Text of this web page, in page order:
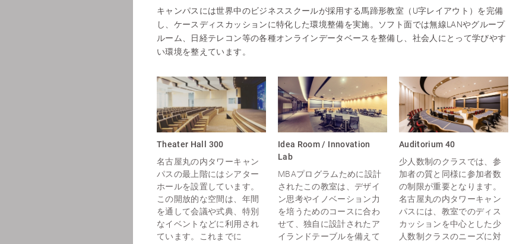
キャンパスには世界中のビジネススクールが採用する馬蹄形教室（U字レイアウト）を完備
し、ケースディスカッションに特化した環境整備を実施。ソフト面では無線LANやグループ
ルーム、日経テレコン等の各種オンラインデータベースを整備し、社会人にとって学びやす
い環境を整えています。
Theater Hall 300
名古屋丸の内タワーキャン
パスの最上階にはシアター
ホールを設置しています。
この開放的な空間は、年間
を通して会議や式典、特別
なイベントなどに利用され
ています。これまでに
Idea Room / Innovation
Lab
MBAプログラムために設計
されたこの教室は、デザイ
ン思考やイノベーション力
を培うためのコースに合わ
せて、独自に設計されたア
イランドテーブルを備えて
Auditorium 40
少人数制のクラスでは、参
加者の質と同様に参加者数
の制限が重要となります。
名古屋丸の内タワーキャン
パスには、教室でのディス
カッションを中心とした少
人数制クラスのニーズに対